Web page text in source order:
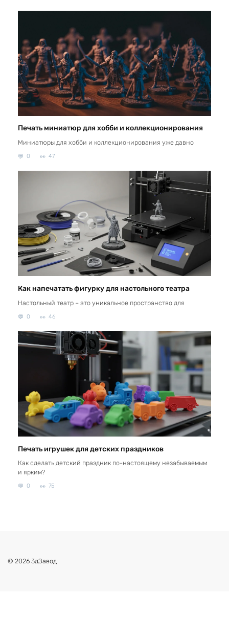
Печать миниатюр для хобби и коллекционирования
Миниатюры для хобби и коллекционирования уже давно
0 47
Как напечатать фигурку для настольного театра
Настольный театр – это уникальное пространство для
0 46
Печать игрушек для детских праздников
Как сделать детский праздник по-настоящему незабываемым
и ярким?
0 75
© 2026 3дЗавод